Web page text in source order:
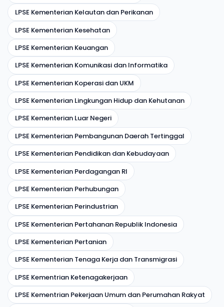
LPSE Kementerian Kelautan dan Perikanan
LPSE Kementerian Kesehatan
LPSE Kementerian Keuangan
LPSE Kementerian Komunikasi dan Informatika
LPSE Kementerian Koperasi dan UKM
LPSE Kementerian Lingkungan Hidup dan Kehutanan
LPSE Kementerian Luar Negeri
LPSE Kementerian Pembangunan Daerah Tertinggal
LPSE Kementerian Pendidikan dan Kebudayaan
LPSE Kementerian Perdagangan RI
LPSE Kementerian Perhubungan
LPSE Kementerian Perindustrian
LPSE Kementerian Pertahanan Republik Indonesia
LPSE Kementerian Pertanian
LPSE Kementerian Tenaga Kerja dan Transmigrasi
LPSE Kementrian Ketenagakerjaan
LPSE Kementrian Pekerjaan Umum dan Perumahan Rakyat